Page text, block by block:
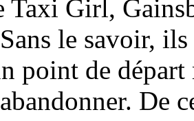
Taxi Girl,
le savoir,
point de départ
De